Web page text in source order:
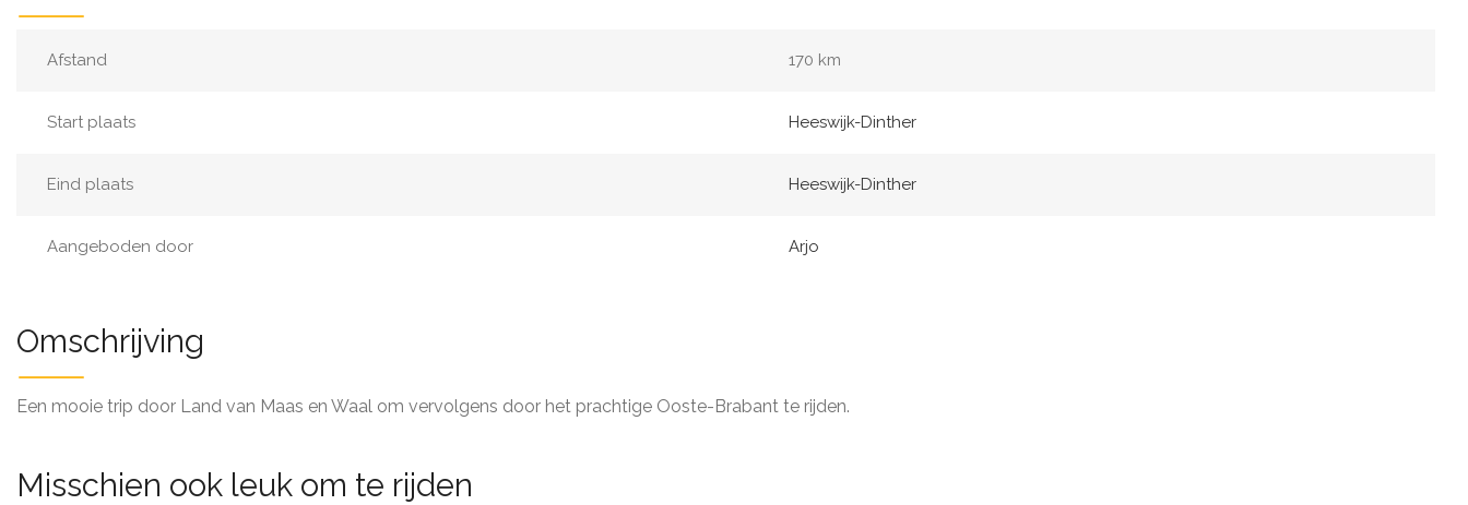
Afstand 170 km
Start plaats Heeswijk-Dinther
Eind plaats Heeswijk-Dinther
Aangeboden door Arjo
Omschrijving
Een mooie trip door Land van Maas en Waal om vervolgens door het prachtige Ooste-Brabant te rijden.
Misschien ook leuk om te rijden